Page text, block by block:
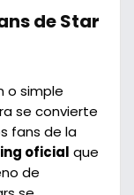
de Star
o simple
se convierte
fans de la
oficial que
de